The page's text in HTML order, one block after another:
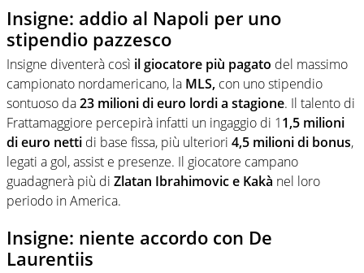
Insigne: addio al Napoli per uno
stipendio pazzesco
Insigne diventerà così il giocatore più pagato del massimo
campionato nordamericano, la MLS, con uno stipendio
sontuoso da23 milioni di euro lordi a stagione. Il talento di
Frattamaggiore percepirà infatti un ingaggio di 11,5 milioni
di euro netti di base fissa, più ulteriori 4,5 milioni di bonus,
legati a gol, assist e presenze. Il giocatore campano
guadagnerà più di Zlatan Ibrahimovic e Kakà nel loro
periodo in America.
Insigne: niente accordo con De
Laurentiis